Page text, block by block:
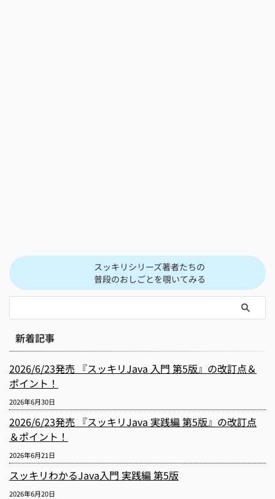
スッキリシリーズ著者たちの
普段のおしごとを覗いてみる
新着記事
2026/6/23発売 『スッキリJava 入門 第5版』の改訂点＆
ポイント！
2026年6月30日
2026/6/23発売 『スッキリJava 実践編 第5版』の改訂点
＆ポイント！
2026年6月21日
スッキリわかるJava入門 実践編 第5版
2026年6月20日